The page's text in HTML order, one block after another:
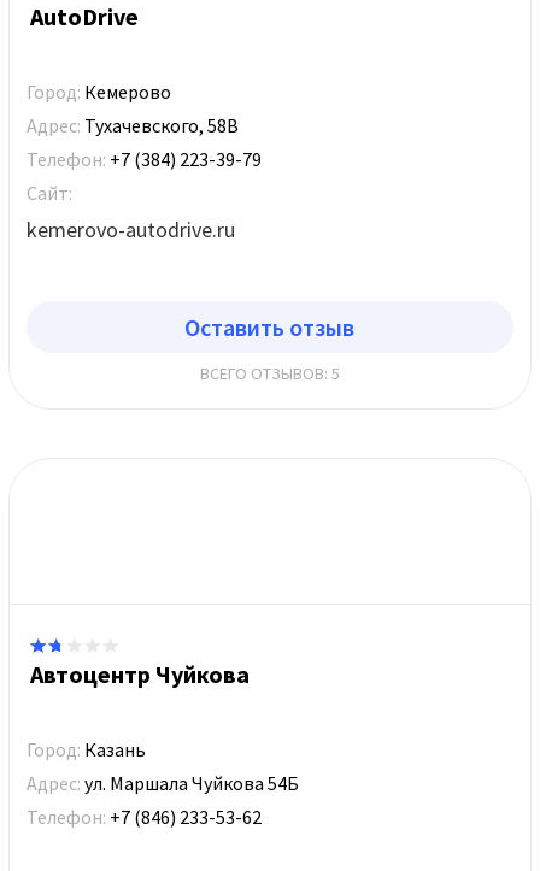
AutoDrive
Город: Кемерово
Адрес: Тухачевского, 58В
Телефон: +7 (384) 223-39-79
Сайт:
kemerovo-autodrive.ru
Оставить отзыв
ВСЕГО ОТЗЫВОВ: 5
Автоцентр Чуйкова
Город: Казань
Адрес: ул. Маршала Чуйкова 54Б
Телефон: +7 (846) 233-53-62